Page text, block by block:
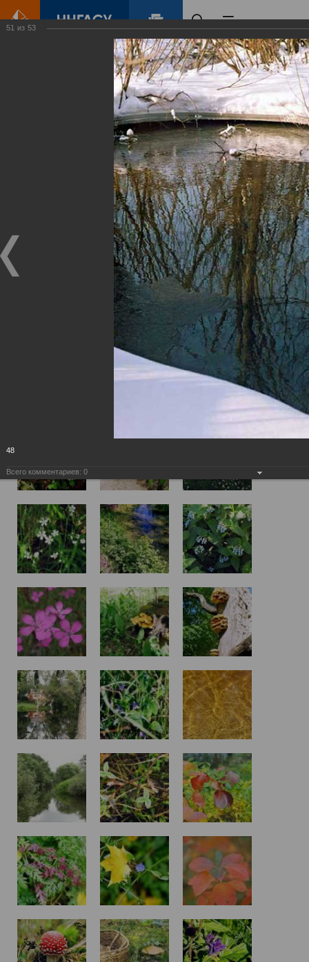
Зеленый Город
Виртуальные
выставки
(фотоальбомы)
51 из 53
48
Всего комментариев: 0